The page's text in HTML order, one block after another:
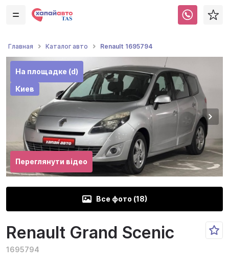
Главная Каталог авто Renault 1695794
На площадке (d)
Киев
Переглянути відео
Все фото (18)
Renault Grand Scenic
1695794